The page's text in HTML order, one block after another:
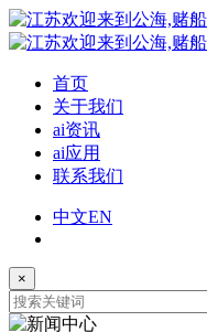
首页
关于我们
ai资讯
ai应用
联系我们
中文EN
×